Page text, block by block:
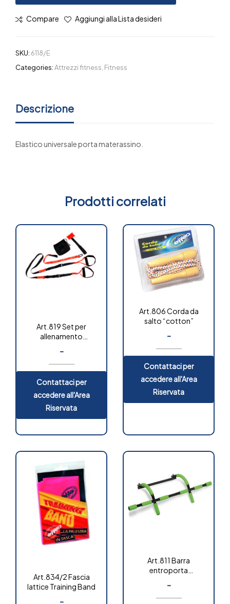
Compare Aggiungi alla Lista desideri
SKU: 6118/E
Categories:Attrezzi fitness Fitness
Descrizione
Elastico universale porta materassino.
Prodotti correlati
Art.819 Set per
allenamento
-
Contattaci per
accedere all'Area
Riservata
Art.806 Corda da
salto “cotton”
-
Contattaci per
accedere all'Area
Riservata
Art.834/2 Fascia
lattice Training Band
-
Art.811 Barra
entroporta
-